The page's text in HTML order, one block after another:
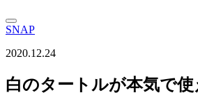
SNAP
2020.12.24
白のタートルが本気で